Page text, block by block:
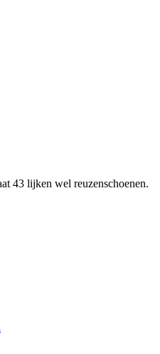
43 lijken wel reuzenschoenen.